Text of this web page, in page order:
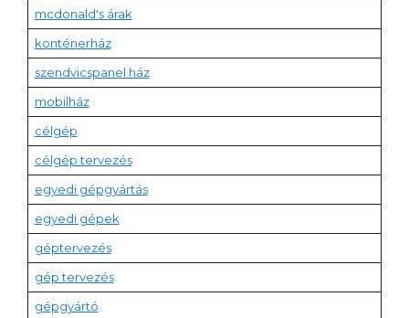
mcdonald's árak
konténerház
szendvicspanel ház
mobilház
célgép
célgép tervezés
egyedi gépgyártás
egyedi gépek
géptervezés
gép tervezés
gépgyártó